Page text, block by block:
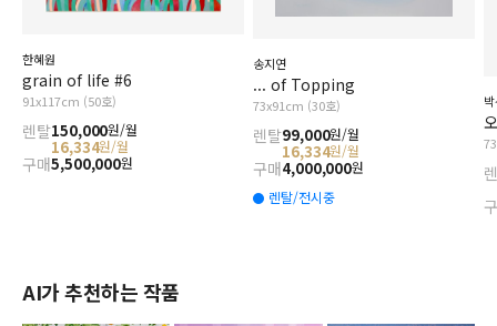
한혜원
grain of life #6
91x117cm (50호)
렌탈150,000원/월
16,334원/월
구매5,500,000원
송지연
... of Topping
73x91cm (30호)
렌탈99,000원/월
16,334원/월
구매4,000,000원
렌탈/전시중
AI가 추천하는 작품